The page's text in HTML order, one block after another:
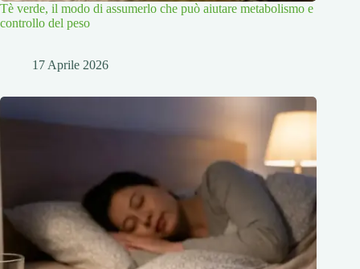
Tè verde, il modo di assumerlo che può aiutare metabolismo e
controllo del peso
17 Aprile 2026